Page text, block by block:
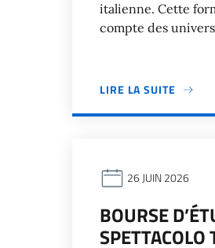
italienne. Cette
compte des
LIRE LA SUITE
26 JUIN 2026
BOURSE
SPETTACOLO